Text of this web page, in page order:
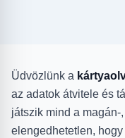
Üdvözlünk a
az adatok átvitele és
játszik mind a
elengedhetetlen,